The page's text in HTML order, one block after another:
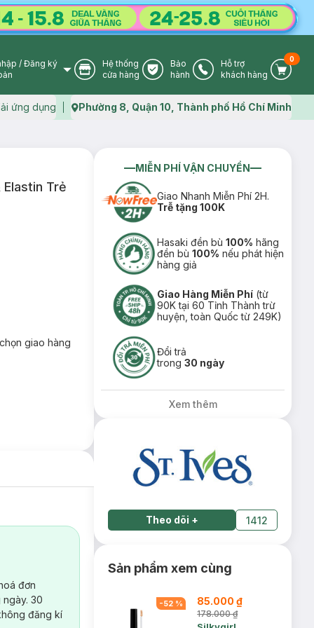
User Icon
/ Đăng ký
Store Icon
Hệ thống
cửa hàng
Warranty Icon
Bảo
hành
Phone Icon
Hỗ trợ
khách hàng
Cart
0
ứng dụng Map icon
Phường 8, Quận 10, Thành phố Hồ Chí Minh
Trẻ
giao hàng
đơn
30
đăng kí
MIỄN PHÍ VẬN CHUYỂN
Giao Nhanh Miễn Phí 2H.
Trễ tặng 100K
Hasaki đền bù100% hãng
đền bù100% nếu phát hiện
hàng giả
Giao Hàng Miễn Phí (từ
90K tại 60 Tỉnh Thành trừ
huyện, toàn Quốc từ 249K)
Đổi trả
trong30 ngày
Xem thêm
Theo dõi + 1412
Sản phẩm xem cùng
-52 % 85.000 ₫
178.000 ₫